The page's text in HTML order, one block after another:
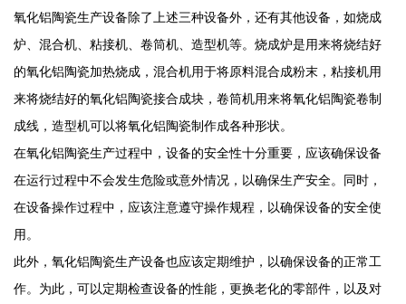
氧化铝陶瓷生产设备除了上述三种设备外，还有其他设备，如烧成
炉、混合机、粘接机、卷筒机、造型机等。烧成炉是用来将烧结好
的氧化铝陶瓷加热烧成，混合机用于将原料混合成粉末，粘接机用
来将烧结好的氧化铝陶瓷接合成块，卷筒机用来将氧化铝陶瓷卷制
成线，造型机可以将氧化铝陶瓷制作成各种形状。
在氧化铝陶瓷生产过程中，设备的安全性十分重要，应该确保设备
在运行过程中不会发生危险或意外情况，以确保生产安全。同时，
在设备操作过程中，应该注意遵守操作规程，以确保设备的安全使
用。
此外，氧化铝陶瓷生产设备也应该定期维护，以确保设备的正常工
作。为此，可以定期检查设备的性能，更换老化的零部件，以及对